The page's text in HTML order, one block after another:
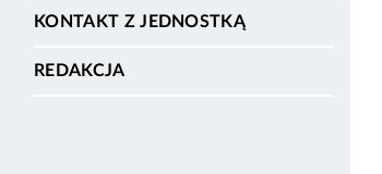
KONTAKT Z JEDNOSTKĄ
REDAKCJA